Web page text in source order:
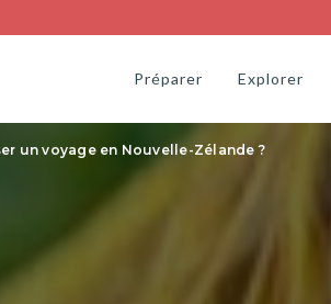
Préparer
Nouvelle-Zélande
Explorer
un voyage en Nouvelle-Zélande ?